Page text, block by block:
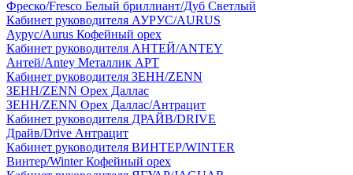
Фреско/Fresco Белый бриллиант/Дуб Светлый
Кабинет руководителя АУРУС/AURUS
Аурус/Aurus Кофейный орех
Кабинет руководителя АНТЕЙ/ANTEY
Антей/Antey Металлик АРТ
Кабинет руководителя ЗЕНН/ZENN
ЗЕНН/ZENN Орех Даллас
ЗЕНН/ZENN Орех Даллас/Антрацит
Кабинет руководителя ДРАЙВ/DRIVE
Драйв/Drive Антрацит
Кабинет руководителя ВИНТЕР/WINTER
Винтер/Winter Кофейный орех